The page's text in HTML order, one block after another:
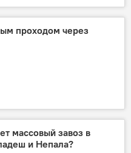
проходом через
массовый завоз в
и Непала?